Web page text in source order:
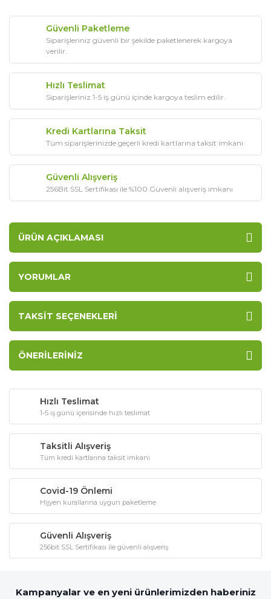
Güvenli Paketleme
Siparişleriniz güvenli bir şekilde paketlenerek kargoya
verilir.
Hızlı Teslimat
Siparişleriniz 1-5 iş günü içinde kargoya teslim edilir.
Kredi Kartlarına Taksit
Tüm siparişlerinizde geçerli kredi kartlarına taksit imkanı
Güvenli Alışveriş
256Bit SSL Sertifikası ile %100 Güvenli alışveriş imkanı
ÜRÜN AÇIKLAMASI
YORUMLAR
TAKSIT SEÇENEKLERI
ÖNERILERINIZ
Hızlı Teslimat
1-5 iş günü içerisinde hızlı teslimat
Taksitli Alışveriş
Tüm kredi kartlarına taksit imkanı
Covid-19 Önlemi
Hijyen kurallarına uygun paketleme
Güvenli Alışveriş
256bit SSL Sertifikası ile güvenli alışveriş
Kampanyalar ve en yeni ürünlerimizden haberiniz